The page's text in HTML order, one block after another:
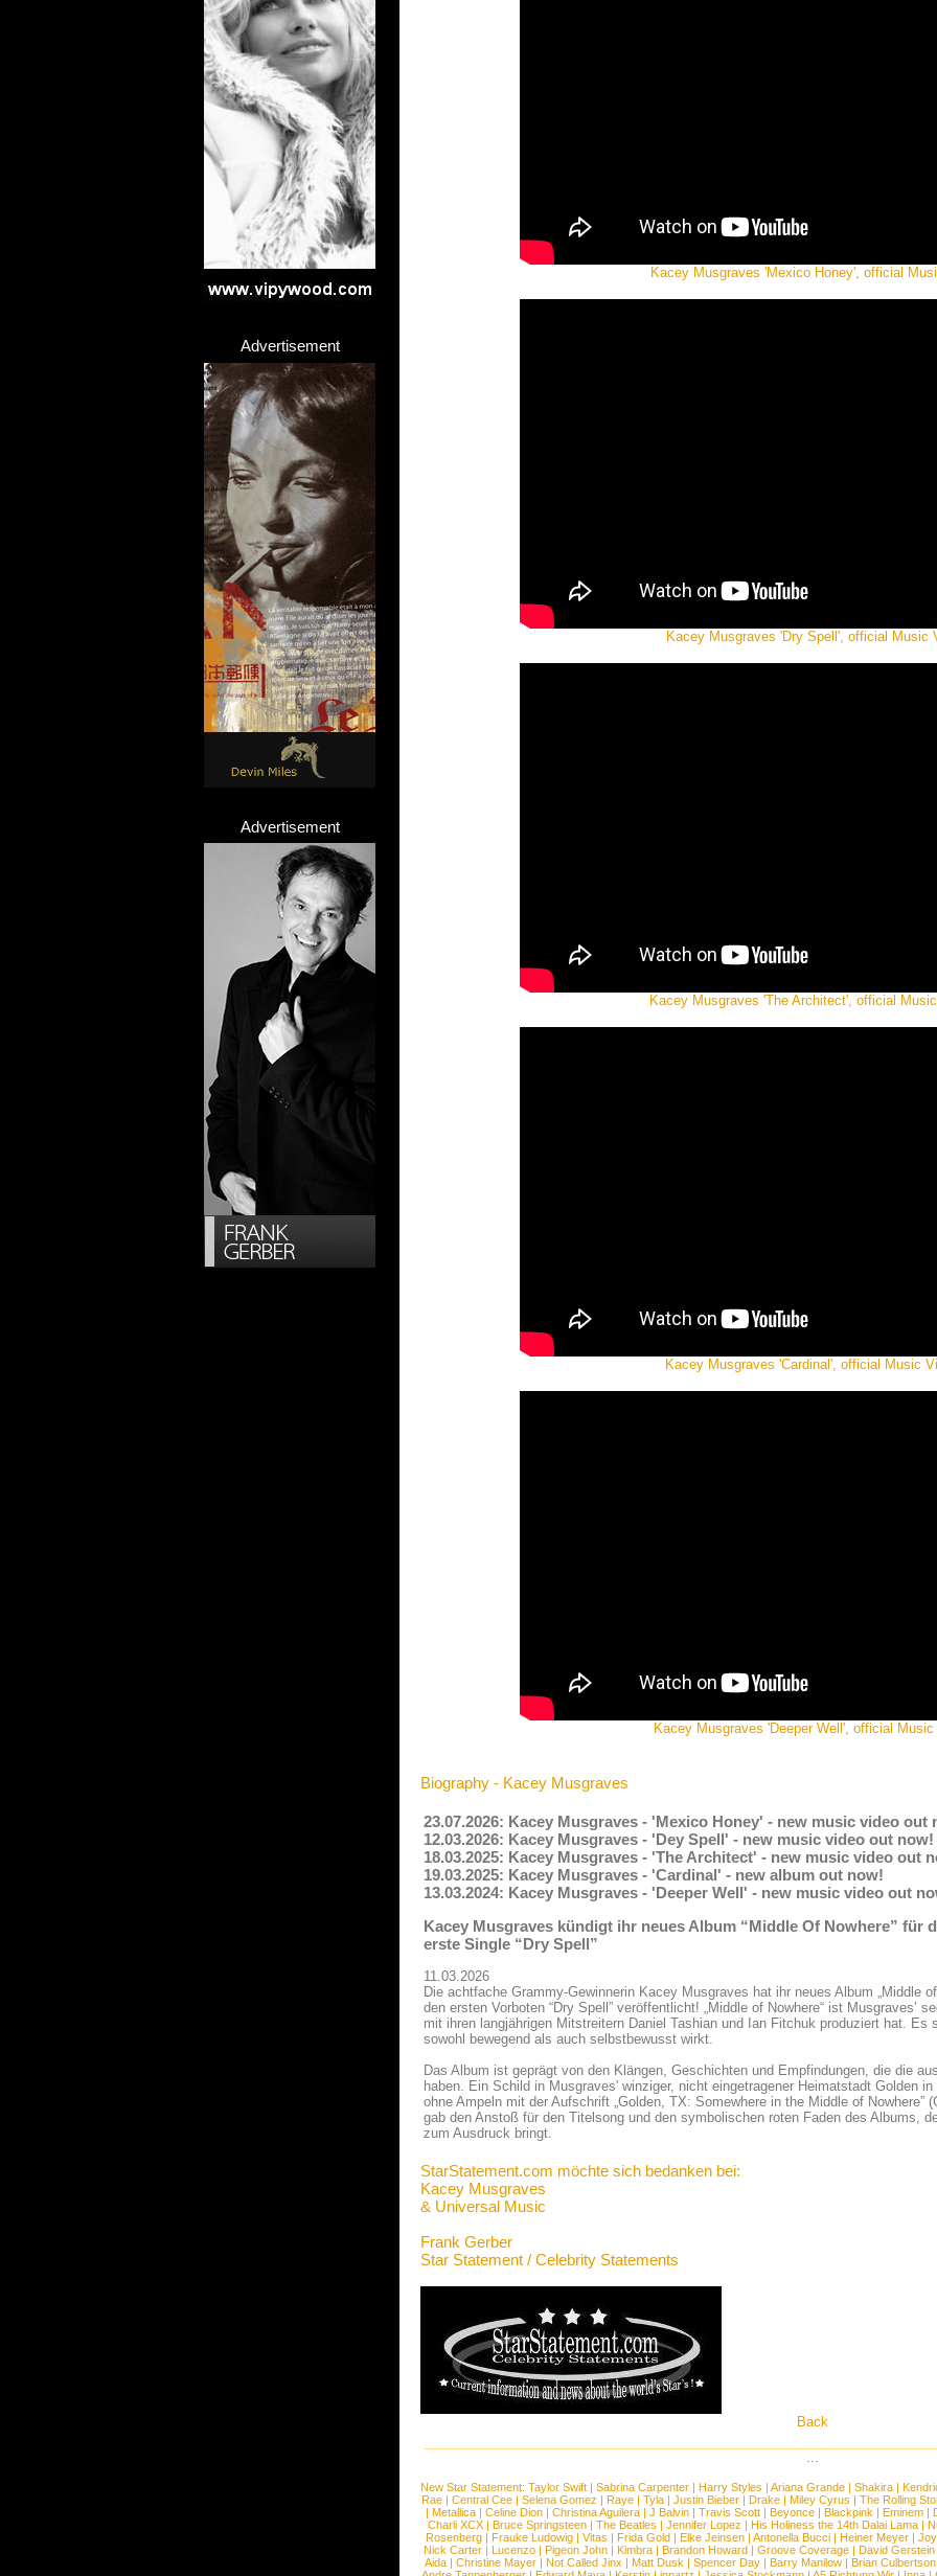
Advertisement
Advertisement
Kacey Musgraves 'Mexico Honey', official
Kacey Musgraves 'Dry Spell', official Music
Kacey Musgraves 'The Architect', official
Kacey Musgraves 'Cardinal', official Music
Kacey Musgraves 'Deeper Well', official Music
Biography - Kacey Musgraves
23.07.2026: Kacey Musgraves - 'Mexico Honey' - new music video out
12.03.2026: Kacey Musgraves - 'Dey Spell' - new music video out now!
18.03.2025: Kacey Musgraves - 'The Architect' - new music video out
19.03.2025: Kacey Musgraves - 'Cardinal' - new album out now!
13.03.2024: Kacey Musgraves - 'Deeper Well' - new music video out
Kacey Musgraves kündigt ihr neues Album “Middle Of Nowhere” für
erste Single “Dry Spell”
11.03.2026
Die achtfache Grammy-Gewinnerin Kacey Musgraves hat ihr neues Album „Middle
den ersten Vorboten “Dry Spell” veröffentlicht! „Middle of Nowhere“ ist Musgraves’
mit ihren langjährigen Mitstreitern Daniel Tashian und Ian Fitchuk produziert hat. Es
sowohl bewegend als auch selbstbewusst wirkt.
Das Album ist geprägt von den Klängen, Geschichten und Empfindungen, die die
haben. Ein Schild in Musgraves' winziger, nicht eingetragener Heimatstadt Golden
ohne Ampeln mit der Aufschrift „Golden, TX: Somewhere in the Middle of Nowhere”
gab den Anstoß für den Titelsong und den symbolischen roten Faden des Albums,
zum Ausdruck bringt.
StarStatement.com möchte sich bedanken bei:
Kacey Musgraves
& Universal Music
Frank Gerber
Star Statement / Celebrity Statements
Back
...
New Star Statement: Taylor Swift | Sabrina Carpenter | Harry Styles | Ariana Grande | Shakira |
Rae| Central Cee| Selena Gomez | Raye| Tyla| Justin Bieber| Drake| Miley Cyrus | The Rolling
| Metallica | Celine Dion | Christina Aguilera | J Balvin | Travis Scott | Beyonce | Blackpink | Eminem |
Charli XCX| Bruce Springsteen| The Beatles | Jennifer Lopez | His Holiness the 14th Dalai Lama|
Rosenberg | Frauke Ludowig | Vitas | Frida Gold | Elke Jeinsen | Antonella Bucci | Heiner Meyer |
Nick Carter | Lucenzo | Pigeon John | Kimbra | Brandon Howard | Groove Coverage | David Gerstein
Aida| Christine Mayer| Not Called Jinx | Matt Dusk | Spencer Day| Barry Manilow| Brian Culbertson